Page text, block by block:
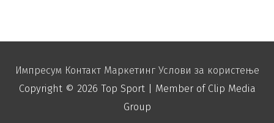
Импресум Контакт Маркетинг Услови за користење
Copyright © 2026 Top Sport| Member of Clip Media
Group